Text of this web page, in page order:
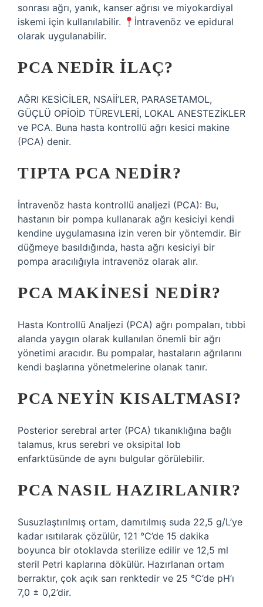
sonrası ağrı, yanık, kanser ağrısı ve miyokardiyal
iskemi için kullanılabilir.
İntravenöz ve epidural
olarak uygulanabilir.
PCA NEDIR ILAÇ?
AĞRI KESİCİLER, NSAİİ’LER, PARASETAMOL,
GÜÇLÜ OPİOİD TÜREVLERİ, LOKAL ANESTEZİKLER
ve PCA. Buna hasta kontrollü ağrı kesici makine
(PCA) denir.
TIPTA PCA NEDIR?
İntravenöz hasta kontrollü analjezi (PCA): Bu,
hastanın bir pompa kullanarak ağrı kesiciyi kendi
kendine uygulamasına izin veren bir yöntemdir. Bir
düğmeye basıldığında, hasta ağrı kesiciyi bir
pompa aracılığıyla intravenöz olarak alır.
PCA MAKINESI NEDIR?
Hasta Kontrollü Analjezi (PCA) ağrı pompaları, tıbbi
alanda yaygın olarak kullanılan önemli bir ağrı
yönetimi aracıdır. Bu pompalar, hastaların ağrılarını
kendi başlarına yönetmelerine olanak tanır.
PCA NEYIN KISALTMASI?
Posterior serebral arter (PCA) tıkanıklığına bağlı
talamus, krus serebri ve oksipital lob
enfarktüsünde de aynı bulgular görülebilir.
PCA NASIL HAZIRLANIR?
Susuzlaştırılmış ortam, damıtılmış suda 22,5 g/L’ye
kadar ısıtılarak çözülür, 121 °C’de 15 dakika
boyunca bir otoklavda sterilize edilir ve 12,5 ml
steril Petri kaplarına dökülür. Hazırlanan ortam
berraktır, çok açık sarı renktedir ve 25 °C’de pH’ı
7,0 ± 0,2’dir.